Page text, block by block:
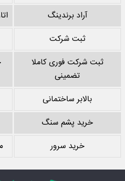
آراد برندینگ
ثبت شرکت
ثبت شرکت فوری کاملا
تضمینی
بالابر ساختمانی
خرید پشم سنگ
خرید سرور